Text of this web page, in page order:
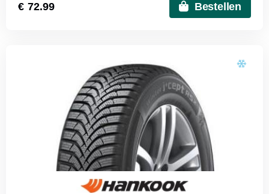
€ 72.99 Bestellen